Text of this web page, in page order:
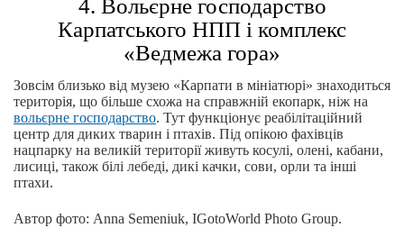
4. Вольєрне господарство
Карпатського НПП і комплекс
«Ведмежа гора»
Зовсім близько від музею «Карпати в мініатюрі» знаходиться
територія, що більше схожа на справжній екопарк, ніж на
вольєрне господарство. Тут функціонує реабілітаційний
центр для диких тварин і птахів. Під опікою фахівців
нацпарку на великій території живуть косулі, олені, кабани,
лисиці, також білі лебеді, дикі качки, сови, орли та інші
птахи.
Автор фото: Anna Semeniuk, IGotoWorld Photo Group.